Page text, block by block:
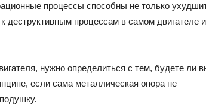
процессы способны не только
деструктивным процессам в самом двигателе
нужно определиться с тем, будете ли
если сама металлическая опора не